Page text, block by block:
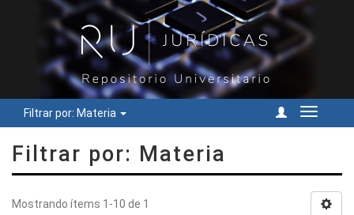
Filtrar por: Materia
Cambiar
Filtrar por: Materia
Mostrando ítems 1-10 de 1